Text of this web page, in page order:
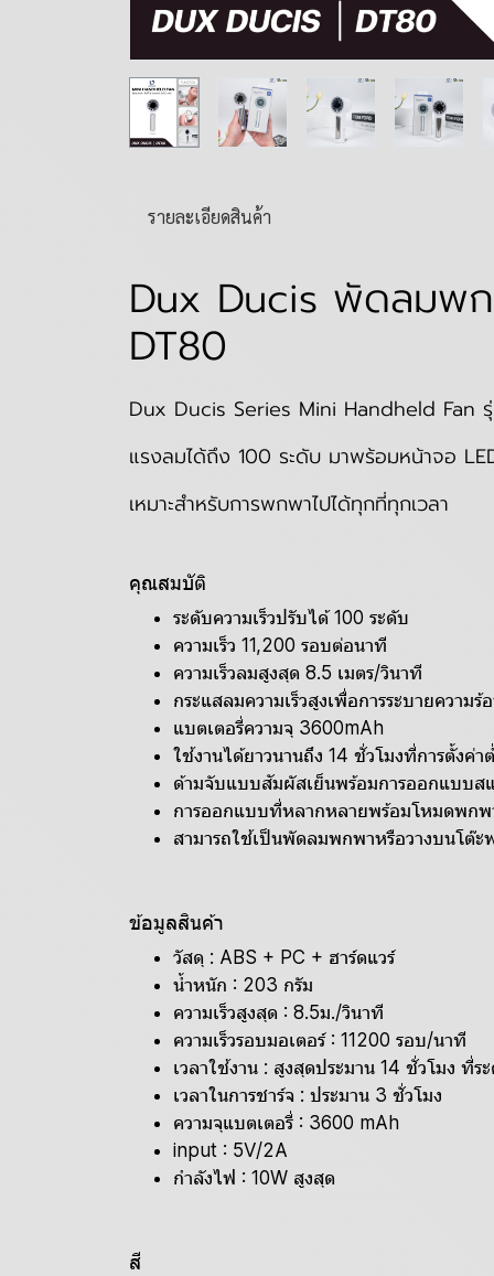
รายละเอียดสินค้า
Dux Ducis พัดลมพ
DT80
Dux Ducis Series Mini Handheld Fan
แรงลมได้ถึง 100 ระดับ มาพร้อมหน้าจอ
เหมาะสำหรับการพกพาไปได้ทุกที่ทุกเวลา
คุณสมบัติ
ระดับความเร็วปรับได้ 100 ระดับ
ความเร็ว 11,200 รอบต่อนาที
ความเร็วลมสูงสุด 8.5 เมตร/วินาที
กระแสลมความเร็วสูงเพื่อการระบายความ
แบตเตอรี่ความจุ 3600mAh
ใช้งานได้ยาวนานถึง 14 ชั่วโมงที่การตั้งค่า
ด้ามจับแบบสัมผัสเย็นพร้อมการออกแบบส
การออกแบบที่หลากหลายพร้อมโหมดพก
สามารถใช้เป็นพัดลมพกพาหรือวางบนโต๊ะ
ข้อมูลสินค้า
วัสดุ : ABS + PC + ฮาร์ดแวร์
น้ำหนัก : 203 กรัม
ความเร็วสูงสุด : 8.5ม./วินาที
ความเร็วรอบมอเตอร์ : 11200 รอบ/นาที
เวลาใช้งาน : สูงสุดประมาน 14 ชั่วโมง ที่ร
เวลาในการชาร์จ : ประมาน 3 ชั่วโมง
ความจุแบตเตอรี่ : 3600 mAh
input : 5V/2A
กำลังไฟ : 10W สูงสุด
สี